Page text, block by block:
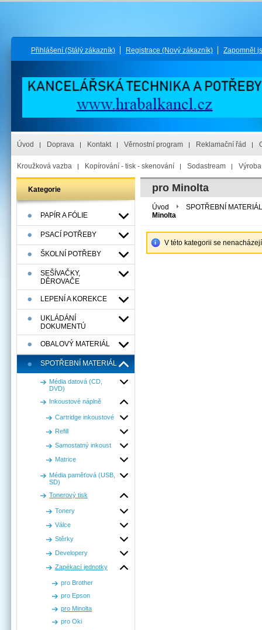
Přihlášení (Stálý zákazník) Registrace (Nový zákazník) Zapomněl
Úvod Doprava Kontakt Věrnostní program Reklamační řád
Kroužková vazba Kopírování - tisk - skenování Sodastream
Kategorie
PAPÍR A FÓLIE
PSACÍ POTŘEBY
ŠKOLNÍ POTŘEBY
SEŠÍVAČKY,
DĚROVAČE
LEPENÍ A KOREKCE
UKLÁDÁNÍ
DOKUMENTÚ
OBALOVÝ MATERIÁL
SPOTŘEBNÍ MATERIÁL
Média datová (CD,
DVD)
Inkoustové náplně
Cartridge inkoustové
Refill
Samostatný inkoust
Matrice
Média paměťová (USB,
SD)
Tonerový tisk
Tonery
Válce
Stěrky
Developery
Zapékací jednotky
pro Brother
pro Epson
pro Minolta
pro Oki
pro Minolta
Úvod
SPOTŘEBNÍ MATERIÁL
Minolta
V této kategorii se